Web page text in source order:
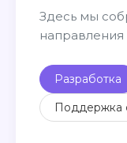
Здесь мы
Разработка
Поддержка